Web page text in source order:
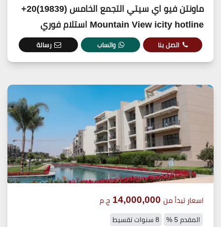
ماونتن فيو اي سيتي التجمع الخامس (19839)20+
Mountain View icity hotline استلام فوري
اتصل بنا واتساب رسالة
اسعار تبدأ من 14,000,000 ج.م
المقدم 5 % 8 سنوات تقسيط